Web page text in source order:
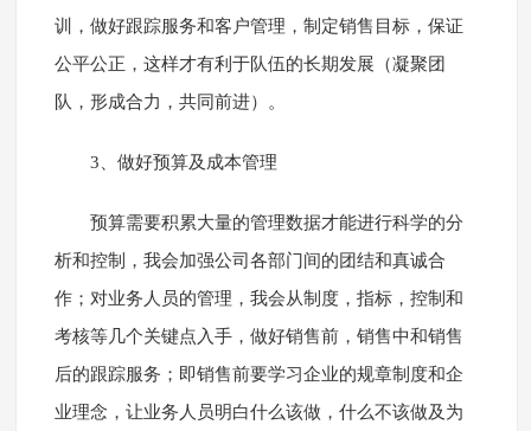
训，做好跟踪服务和客户管理，制定销售目标，保证
公平公正，这样才有利于队伍的长期发展（凝聚团
队，形成合力，共同前进）。
3、做好预算及成本管理
预算需要积累大量的管理数据才能进行科学的分
析和控制，我会加强公司各部门间的团结和真诚合
作；对业务人员的管理，我会从制度，指标，控制和
考核等几个关键点入手，做好销售前，销售中和销售
后的跟踪服务；即销售前要学习企业的规章制度和企
业理念，让业务人员明白什么该做，什么不该做及为